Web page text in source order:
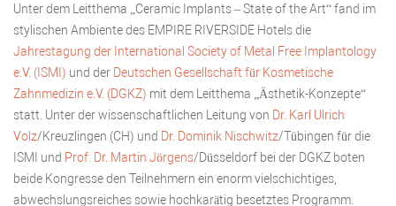
Unter dem Leitthema „Ceramic Implants – State of the Art“ fand im
stylischen Ambiente des EMPIRE RIVERSIDE Hotels die
Jahrestagung der International Society of Metal Free Implantology
e.V. (ISMI) und der Deutschen Gesellschaft für Kosmetische
Zahnmedizin e.V. (DGKZ) mit dem Leitthema „Ästhetik-Konzepte“
statt. Unter der wissenschaftlichen Leitung von Dr. Karl Ulrich
Volz/Kreuzlingen (CH) und Dr. Dominik Nischwitz/Tübingen für die
ISMI und Prof. Dr. Martin Jörgens/Düsseldorf bei der DGKZ boten
beide Kongresse den Teilnehmern ein enorm vielschichtiges,
abwechslungsreiches sowie hochkarätig besetztes Programm.